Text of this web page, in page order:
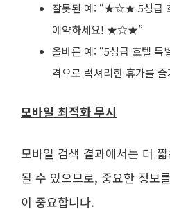
잘못된 예: “★☆★ 5성급
예약하세요! ★☆★”
올바른 예: “5성급 호텔 특
격으로 럭셔리한 휴가를 즐
모바일 최적화 무시
모바일 검색 결과에서는 더
될 수 있으므로, 중요한 정보
이 중요합니다.